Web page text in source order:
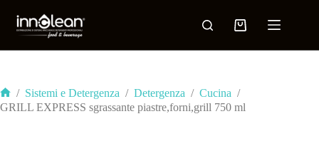
/ Sistemi e Detergenza / Detergenza / Cucina /
GRILL EXPRESS sgrassante piastre,forni,grill 750 ml